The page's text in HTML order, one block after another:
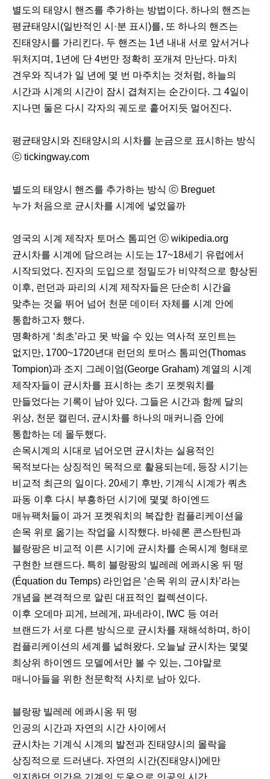
별도의 태양시 핸즈를 추가하는 방법이다. 하나의 핸즈는
평균태양시(일반적인 시·분 표시)를, 또 하나의 핸즈는
진태양시를 가리킨다. 두 핸즈는 1년 내내 서로 앞서거나
뒤처지며, 1년에 단 4번만 정확히 포개져 만난다. 마치
견우와 직녀가 일 년에 몇 번 마주치는 것처럼, 하늘의
시간과 시계의 시간이 잠시 겹쳐지는 순간이다. 그 4일이
지나면 둘은 다시 각자의 궤도로 흩어지듯 멀어진다.
평균태양시와 진태양시의 시차를 눈금으로 표시하는 방식
ⓒ tickingway.com
별도의 태양시 핸즈를 추가하는 방식 ⓒ Breguet
누가 처음으로 균시차를 시계에 넣었을까
영국의 시계 제작자 토머스 톰피언 ⓒ wikipedia.org
균시차를 시계에 담으려는 시도는 17~18세기 유럽에서
시작되었다. 진자의 도입으로 정밀도가 비약적으로 향상된
이후, 런던과 파리의 시계 제작자들은 단순히 시간을
맞추는 것을 뛰어 넘어 천문 데이터 자체를 시계 안에
통합하고자 했다.
명확하게 ‘최초’라고 못 박을 수 있는 역사적 포인트는
없지만, 1700~1720년대 런던의 토머스 톰피언(Thomas
Tompion)과 조지 그레이엄(George Graham) 계열의 시계
제작자들이 균시차를 표시하는 초기 포켓워치를
만들었다는 기록이 남아 있다. 그들은 시간과 함께 달의
위상, 천문 캘린더, 균시차를 하나의 매커니즘 안에
통합하는 데 몰두했다.
손목시계의 시대로 넘어오면 균시차는 실용적인
목적보다는 상징적인 목적으로 활용되는데, 등장 시기는
비교적 최근의 일이다. 20세기 후반, 기계식 시계가 쿼츠
파동 이후 다시 부흥하던 시기에 몇몇 하이엔드
매뉴팩처들이 과거 포켓워치의 복잡한 컴플리케이션을
손목 위로 옮기는 작업을 시작했다. 바쉐론 콘스탄틴과
블랑팡은 비교적 이른 시기에 균시차를 손목시계 형태로
구현한 브랜드다. 특히 블랑팡의 빌레레 에콰시옹 뒤 떵
(Équation du Temps) 라인업은 ‘손목 위의 균시차’라는
개념을 본격적으로 알린 대표적인 컬렉션이다.
이후 오데마 피게, 브레게, 파네라이, IWC 등 여러
브랜드가 서로 다른 방식으로 균시차를 재해석하며, 하이
컴플리케이션의 세계를 넓혀왔다. 오늘날 균시차는 몇몇
최상위 하이엔드 모델에서만 볼 수 있는, 그야말로
매니아들을 위한 천문학적 사치로 남아 있다.ﾠ
블랑팡 빌레레 에콰시옹 뒤 떵
인공의 시간과 자연의 시간 사이에서
균시차는 기계식 시계의 발전과 진태양시의 몰락을
상징적으로 드러낸다. 자연의 시간(진태양시)에만